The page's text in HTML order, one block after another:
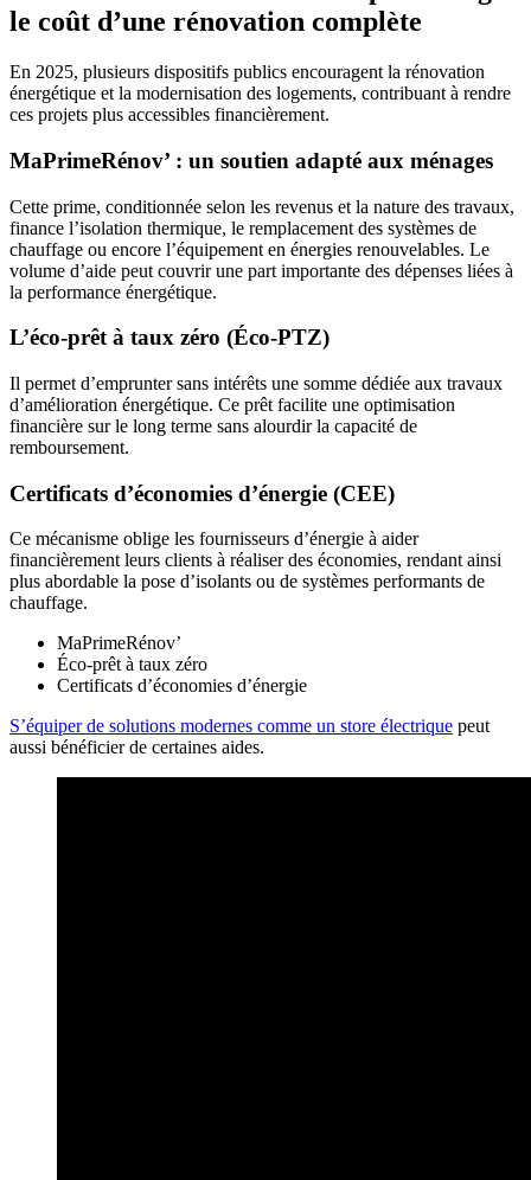
le coût d’une rénovation complète
En 2025, plusieurs dispositifs publics encouragent la rénovation
énergétique et la modernisation des logements, contribuant à rendre
ces projets plus accessibles financièrement.
MaPrimeRénov’ : un soutien adapté aux ménages
Cette prime, conditionnée selon les revenus et la nature des travaux,
finance l’isolation thermique, le remplacement des systèmes de
chauffage ou encore l’équipement en énergies renouvelables. Le
volume d’aide peut couvrir une part importante des dépenses liées à
la performance énergétique.
L’éco-prêt à taux zéro (Éco-PTZ)
Il permet d’emprunter sans intérêts une somme dédiée aux travaux
d’amélioration énergétique. Ce prêt facilite une optimisation
financière sur le long terme sans alourdir la capacité de
remboursement.
Certificats d’économies d’énergie (CEE)
Ce mécanisme oblige les fournisseurs d’énergie à aider
financièrement leurs clients à réaliser des économies, rendant ainsi
plus abordable la pose d’isolants ou de systèmes performants de
chauffage.
MaPrimeRénov’
Éco-prêt à taux zéro
Certificats d’économies d’énergie
S’équiper de solutions modernes comme un store électrique peut
aussi bénéficier de certaines aides.